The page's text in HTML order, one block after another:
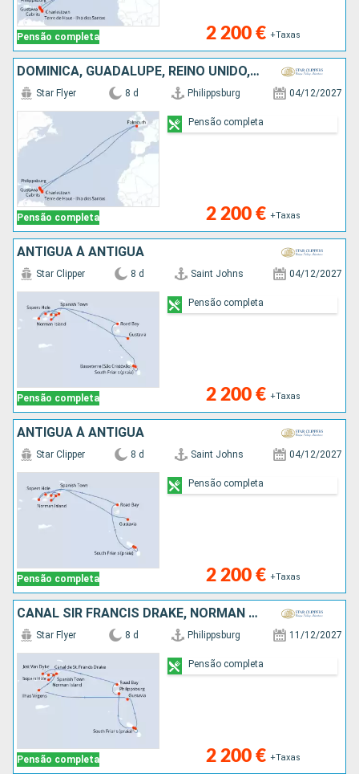
Pensão completa 2 200 € +Taxas
DOMINICA, GUADALUPE, REINO UNIDO, FRANÇA, SÃO MARTINHO
Pensão completa
Star Flyer 8 d Philippsburg 04/12/2027
2 200 € +Taxas
Pensão completa
ANTIGUA À ANTIGUA
Pensão completa
Star Clipper 8 d Saint Johns 04/12/2027
2 200 € +Taxas
Pensão completa
ANTIGUA À ANTIGUA
Pensão completa
Star Clipper 8 d Saint Johns 04/12/2027
2 200 € +Taxas
Pensão completa
CANAL SIR FRANCIS DRAKE, NORMAN ISLAND, SÃO CRISTÓVÃO E NEVES, TORTOLA, JOST VAN DYKE, SÃO MARTINHO, FRANÇA, ANGUILHAS, ANTÍGUA E BARBUDA, VIRGIN GORDA
Pensão completa
Star Flyer 8 d Philippsburg 11/12/2027
2 200 € +Taxas
Pensão completa